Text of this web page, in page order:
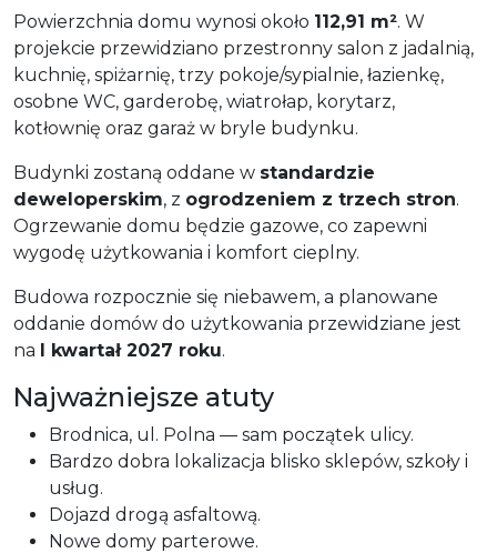
Powierzchnia domu wynosi około 112,91 m². W
projekcie przewidziano przestronny salon z jadalnią,
kuchnię, spiżarnię, trzy pokoje/sypialnie, łazienkę,
osobne WC, garderobę, wiatrołap, korytarz,
kotłownię oraz garaż w bryle budynku.
Budynki zostaną oddane w standardzie
deweloperskim, z ogrodzeniem z trzech stron.
Ogrzewanie domu będzie gazowe, co zapewni
wygodę użytkowania i komfort cieplny.
Budowa rozpocznie się niebawem, a planowane
oddanie domów do użytkowania przewidziane jest
na I kwartał 2027 roku.
Najważniejsze atuty
Brodnica, ul. Polna — sam początek ulicy.
Bardzo dobra lokalizacja blisko sklepów, szkoły i
usług.
Dojazd drogą asfaltową.
Nowe domy parterowe.